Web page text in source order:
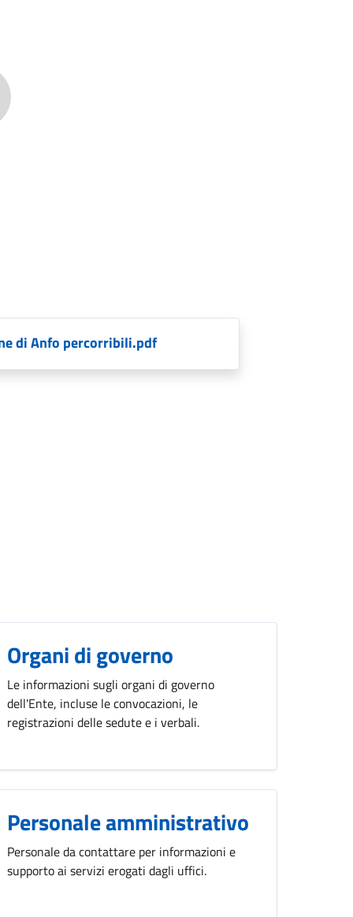
di Anfo percorribili.pdf
Organi di governo
Le informazioni sugli organi di governo
dell'Ente, incluse le convocazioni, le
registrazioni delle sedute e i verbali.
Personale amministrativo
Personale da contattare per informazioni e
supporto ai servizi erogati dagli uffici.